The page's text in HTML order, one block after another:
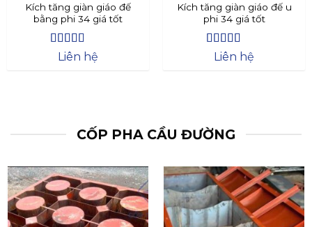
Kích tăng giàn giáo đế
bằng phi 34 giá tốt
Được xếp
5
Liên hệ
Kích tăng giàn giáo đế u
phi 34 giá tốt
Được xếp
5
Liên hệ
CỐP PHA CẦU ĐƯỜNG